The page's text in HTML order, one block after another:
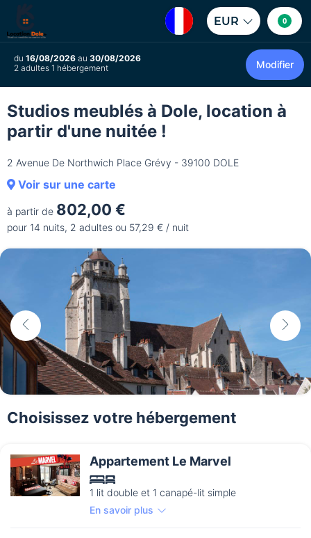
EUR 0
du 16/08/2026 au 30/08/2026
2 adultes 1 hébergement
Modifier
Studios meublés à Dole, location à
partir d'une nuitée !
2 Avenue De Northwich Place Grévy - 39100 DOLE
Voir sur une carte
à partir de 802,00 €
pour 14 nuits, 2 adultes ou 57,29 € / nuit
Choisissez votre hébergement
Appartement Le Marvel
1 lit double et 1 canapé-lit simple
En savoir plus